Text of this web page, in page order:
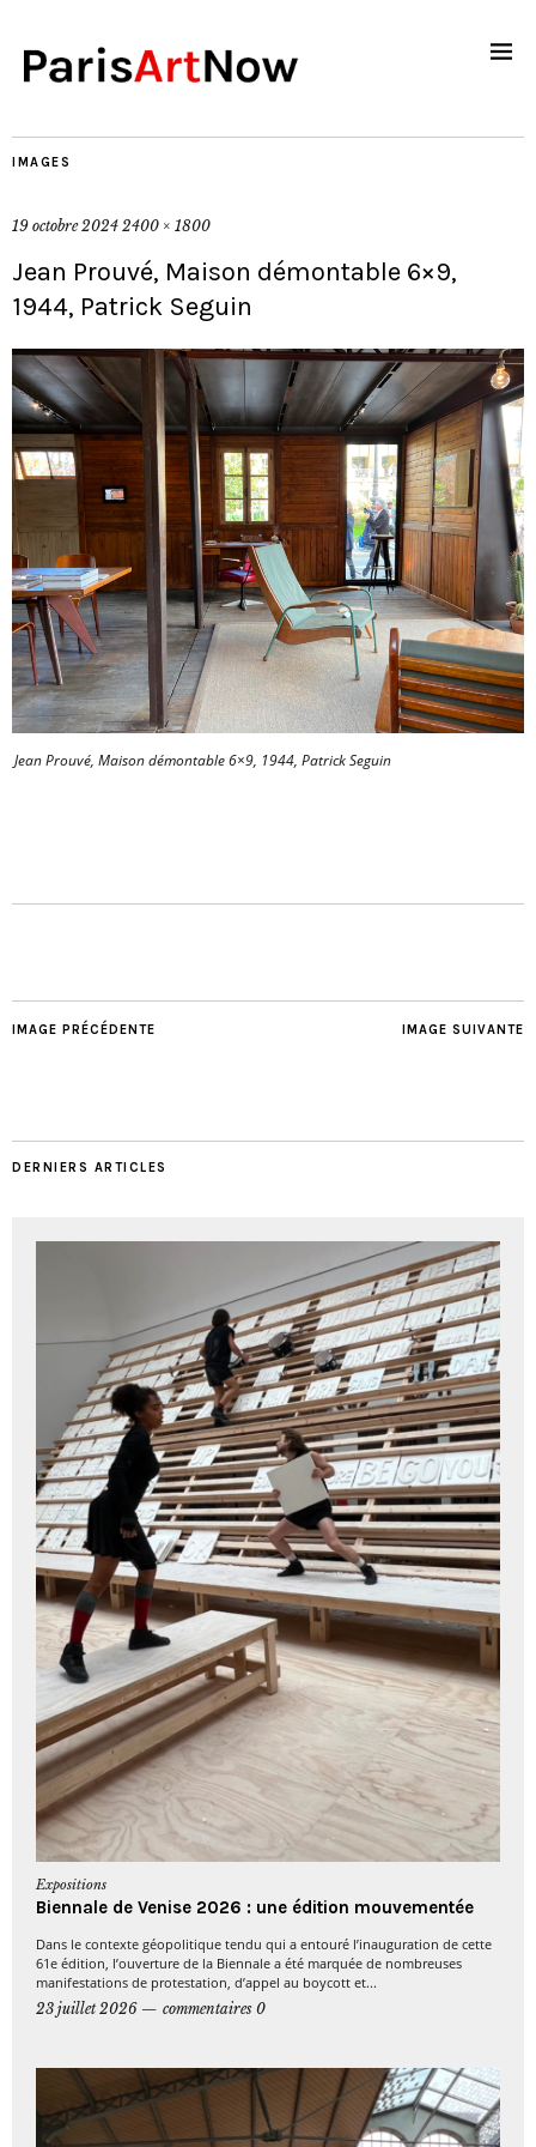
IMAGES
19 octobre 2024 2400 × 1800
Jean Prouvé, Maison démontable 6×9,
1944, Patrick Seguin
Jean Prouvé, Maison démontable 6×9, 1944, Patrick Seguin
IMAGE SUIVANTE
IMAGE PRÉCÉDENTE
DERNIERS ARTICLES
Expositions
Biennale de Venise 2026 : une édition mouvementée
Dans le contexte géopolitique tendu qui a entouré l’inauguration de cette
61e édition, l’ouverture de la Biennale a été marquée de nombreuses
manifestations de protestation, d’appel au boycott et...
23 juillet 2026
commentaires 0